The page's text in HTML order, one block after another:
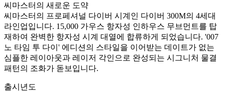
씨마스터의 새로운 도약
씨마스터의 프로페셔널 다이버 시계인 다이버 300M의 4세대
라인업입니다. 15,000 가우스 항자성 인하우스 무브먼트를 탑
재하여 완벽한 항자성 시계 대열에 합류하게 되었습니다. '007
노 타임 투 다이' 에디션의 스타일을 이어받는 데이트가 없는
심플한 레이아웃과 레이저 각인으로 완성되는 시그니처 물결
패턴의 조화가 돋보입니다.
출시년도